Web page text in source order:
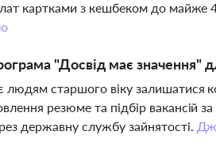
картками з кешбеком до майже
"Досвід має значення"
старшого віку залишатися
резюме та підбір вакансій
державну службу зайнятості.